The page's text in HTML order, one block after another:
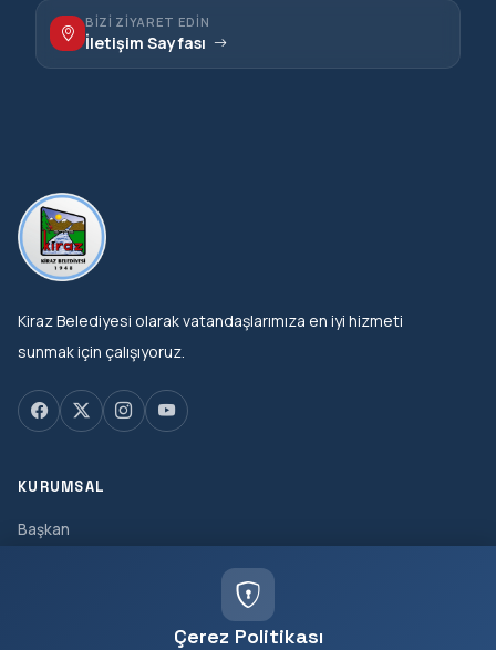
Çerez Politikası
BIZI ZIYARET EDIN
İletişim Sayfası
Kiraz Belediyesi olarak vatandaşlarımıza en iyi hizmeti
sunmak için çalışıyoruz.
KURUMSAL
Başkan